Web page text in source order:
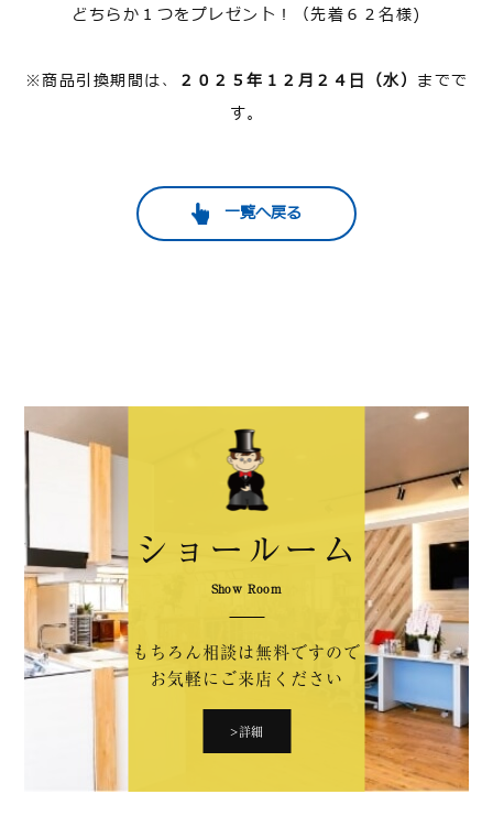
どちらか１つをプレゼント！（先着６２名様)
※商品引換期間は、 ２０２５年１２月２４日（水） までで
す。
一覧へ戻る
ショールーム
Show Room
もちろん相談は無料ですので
お気軽にご来店ください
>詳細